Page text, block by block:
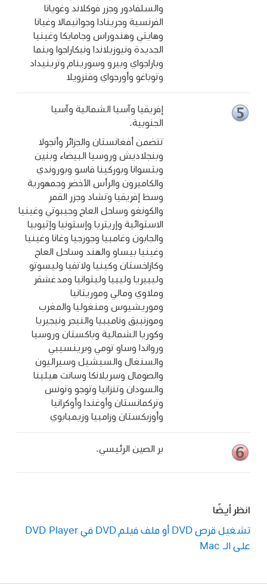
والسلفادور وجزر فوكلاند وغويانا
الفرنسية وجرينادا وجواتيمالا وغيانا
وهايتي وهندوراس وجامايكا وغينيا
الجديدة ونيوزيلاندا ونيكاراجوا وبنما
وباراجواي وبيرو وسورينام وترينيداد
وتوباغو وأورجواي وفنزويلا
إفريقيا وآسيا الشمالية وآسيا
الجنوبية.
تتضمن أفغانستان والجزائر وأنجولا
وبنجلاديش وروسيا البيضاء وبنين
وبتسوانا وبوركينا فاسو وبوروندي
والكاميرون والرأس الأخضر وجمهورية
وسط إفريقيا وتشاد وجزر القمر
والكونغو وساحل العاج وجيبوتي وغينيا
الاستوائية وإريتريا وإستونيا وإثيوبيا
والجابون وغامبيا وجورجيا وغانا وغينيا
وغينيا بيساو والهند وساحل العاج
وكازاخستان وكينيا ولاتفيا وليسوتو
وليبيريا وليبيا وليتوانيا ومدغشقر
وملاوي ومالي وموريتانيا
وموريشيوس ومنغوليا والمغرب
وموزنبيق وناميبيا والنيجر ونيجيريا
وكوريا الشمالية وباكستان وروسيا
ورواندا وساو تومي وبرينسيبي
والسنغال والسيشيل وسيراليون
والصومال وسريلانكا وسانت هيلينا
والسودان وتنزانيا وتوجو وتونس
وتركمانستان وأوغندا وأوكرانيا
وأوزبكستان وزامبيا وزيمبابوي
بر الصين الرئيسي.
انظر أيضًا
تشغيل قرص DVD أو ملف فيلم DVD في DVD Player
على الـ Mac